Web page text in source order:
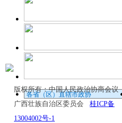
版权所有：中国人民政治协商会议
广西壮族自治区委员会 桂ICP备
13004002号-1